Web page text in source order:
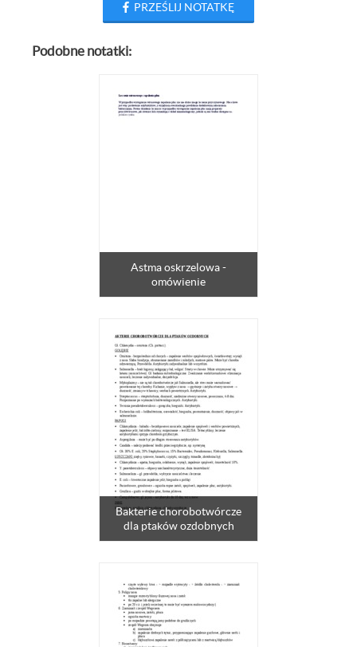
PRZEŚLIJ NOTATKĘ
Podobne notatki:
Astma oskrzelowa -
omówienie
Bakterie chorobotwórcze
dla ptaków ozdobnych